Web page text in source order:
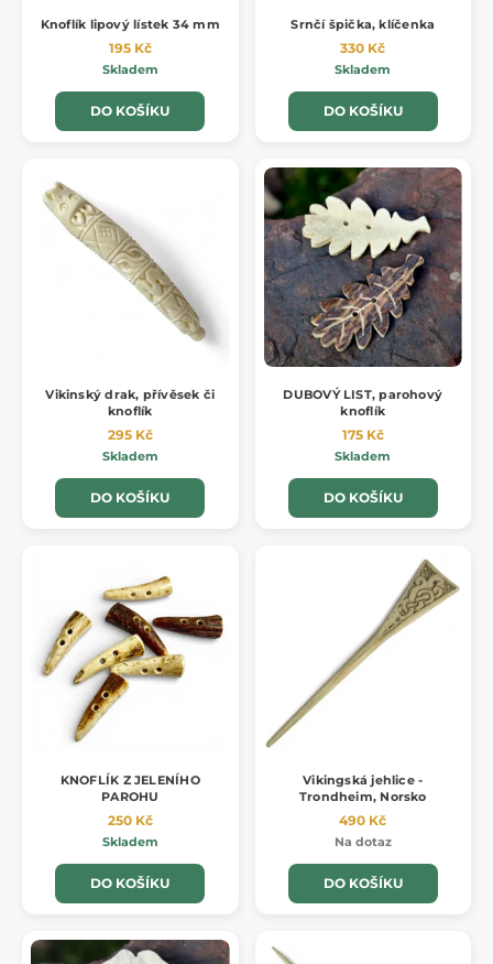
Knoflík lipový lístek 34 mm
195 Kč
Skladem
DO KOŠÍKU
Srnčí špička, klíčenka
330 Kč
Skladem
DO KOŠÍKU
Vikinský drak, přívěsek či
knoflík
295 Kč
Skladem
DO KOŠÍKU
DUBOVÝ LIST, parohový
knoflík
175 Kč
Skladem
DO KOŠÍKU
KNOFLÍK Z JELENÍHO
PAROHU
250 Kč
Skladem
DO KOŠÍKU
Vikingská jehlice -
Trondheim, Norsko
490 Kč
Na dotaz
DO KOŠÍKU